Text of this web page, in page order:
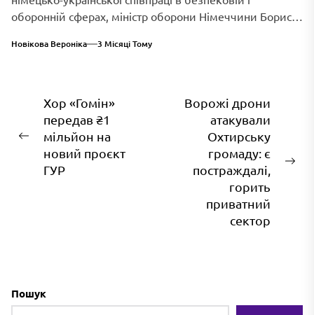
оборонній сферах, міністр оборони Німеччини Борис
Новікова Вероніка 3 Місяці Тому
Навігація
записів
Попередній
запис:
Хор «Гомін»
передав ₴1
мільйон на
новий проєкт
ГУР
Ворожі дрони
атакували
Охтирську
громаду: є
постраждалі,
горить
приватний
сектор
Пошук